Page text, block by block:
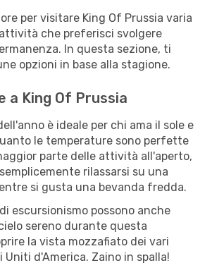
per visitare King Of Prussia varia
che preferisci svolgere
In questa sezione, ti
opzioni in base alla stagione.
a King Of Prussia
è ideale per chi ama il sole e
le temperature sono perfette
parte delle attività all'aperto,
rilassarsi su una
si gusta una bevanda fredda.
escursionismo possono anche
sereno durante questa
la vista mozzafiato dei vari
Uniti d'America. Zaino in spalla!